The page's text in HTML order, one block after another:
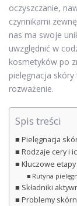
oczyszczanie,
czynnikami
nas ma swoje
uwzględnić w
kosmetyków po
pielęgnacja
rozważenie.
Spis treści
Pielęgnacja
Rodzaje cery i
Kluczowe
Rutyna
Składniki
Problemy